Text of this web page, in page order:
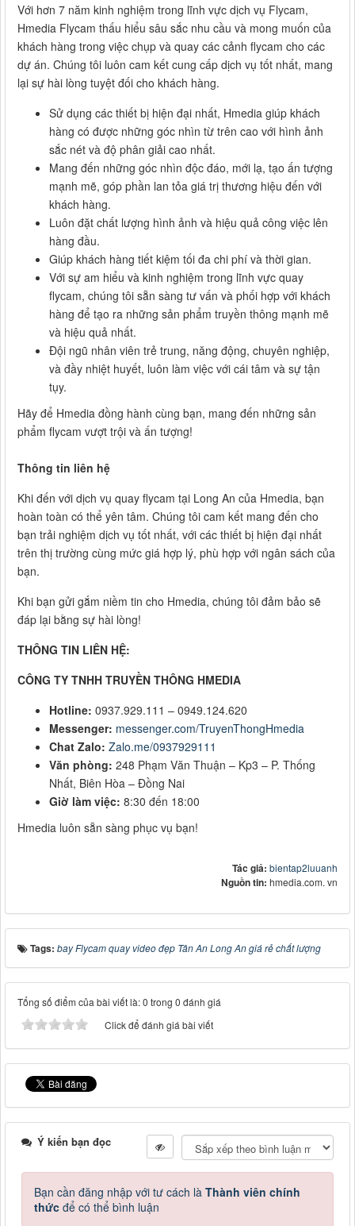
Với hơn 7 năm kinh nghiệm trong lĩnh vực dịch vụ Flycam,
Hmedia Flycam thấu hiểu sâu sắc nhu cầu và mong muốn của
khách hàng trong việc chụp và quay các cảnh flycam cho các
dự án. Chúng tôi luôn cam kết cung cấp dịch vụ tốt nhất, mang
lại sự hài lòng tuyệt đối cho khách hàng.
Sử dụng các thiết bị hiện đại nhất, Hmedia giúp khách
hàng có được những góc nhìn từ trên cao với hình ảnh
sắc nét và độ phân giải cao nhất.
Mang đến những góc nhìn độc đáo, mới lạ, tạo ấn tượng
mạnh mẽ, góp phần lan tỏa giá trị thương hiệu đến với
khách hàng.
Luôn đặt chất lượng hình ảnh và hiệu quả công việc lên
hàng đầu.
Giúp khách hàng tiết kiệm tối đa chi phí và thời gian.
Với sự am hiểu và kinh nghiệm trong lĩnh vực quay
flycam, chúng tôi sẵn sàng tư vấn và phối hợp với khách
hàng để tạo ra những sản phẩm truyền thông mạnh mẽ
và hiệu quả nhất.
Đội ngũ nhân viên trẻ trung, năng động, chuyên nghiệp,
và đầy nhiệt huyết, luôn làm việc với cái tâm và sự tận
tụy.
Hãy để Hmedia đồng hành cùng bạn, mang đến những sản
phẩm flycam vượt trội và ấn tượng!
Thông tin liên hệ
Khi đến với dịch vụ quay flycam tại Long An của Hmedia, bạn
hoàn toàn có thể yên tâm. Chúng tôi cam kết mang đến cho
bạn trải nghiệm dịch vụ tốt nhất, với các thiết bị hiện đại nhất
trên thị trường cùng mức giá hợp lý, phù hợp với ngân sách của
bạn.
Khi bạn gửi gắm niềm tin cho Hmedia, chúng tôi đảm bảo sẽ
đáp lại bằng sự hài lòng!
THÔNG TIN LIÊN HỆ:
CÔNG TY TNHH TRUYỀN THÔNG HMEDIA
Hotline: 0937.929.111 – 0949.124.620
Messenger: messenger.com/TruyenThongHmedia
Chat Zalo: Zalo.me/0937929111
Văn phòng: 248 Phạm Văn Thuận – Kp3 – P. Thống
Nhất, Biên Hòa – Đồng Nai
Giờ làm việc: 8:30 đến 18:00
Hmedia luôn sẵn sàng phục vụ bạn!
Tác giả: bientap2luuanh
Nguồn tin: hmedia.com. vn
Tags: bay Flycam quay video đẹp Tân An Long An giá rẻ chất lượng
Tổng số điểm của bài viết là: 0 trong 0 đánh giá
Click để đánh giá bài viết
Ý kiến bạn đọc
Bạn cần đăng nhập với tư cách là Thành viên chính
thức để có thể bình luận